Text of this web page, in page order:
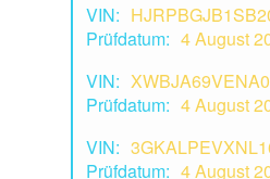
VIN:
Prüfdatum: 4 August
VIN:
Prüfdatum: 4 August
VIN:
Prüfdatum: 4 August